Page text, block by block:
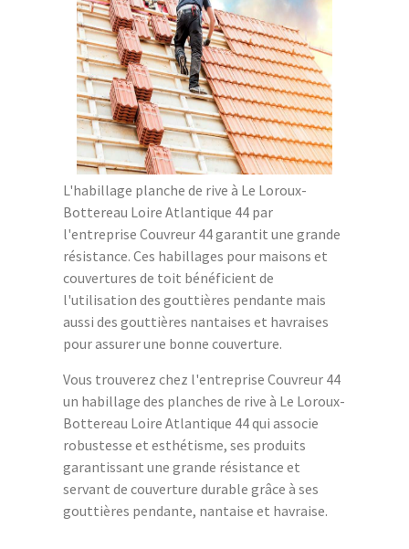
L'habillage planche de rive à Le Loroux-
Bottereau Loire Atlantique 44 par
l'entreprise Couvreur 44 garantit une grande
résistance. Ces habillages pour maisons et
couvertures de toit bénéficient de
l'utilisation des gouttières pendante mais
aussi des gouttières nantaises et havraises
pour assurer une bonne couverture.
Vous trouverez chez l'entreprise Couvreur 44
un habillage des planches de rive à Le Loroux-
Bottereau Loire Atlantique 44 qui associe
robustesse et esthétisme, ses produits
garantissant une grande résistance et
servant de couverture durable grâce à ses
gouttières pendante, nantaise et havraise.